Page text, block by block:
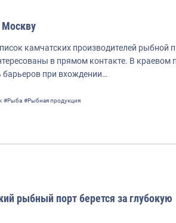
Москву
камчатских производителей рыбной
в прямом контакте. В краевом
при вхождении…
#Рыба #Рыбная продукция
рыбный порт берется за глубокую